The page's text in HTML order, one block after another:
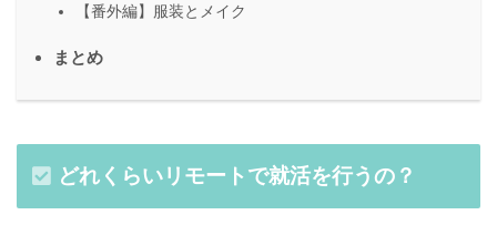
【番外編】服装とメイク
まとめ
どれくらいリモートで就活を行うの？